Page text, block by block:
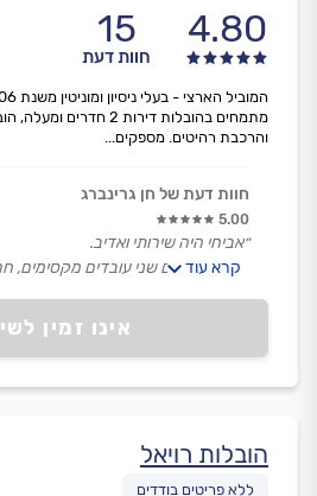
4.80
15
חוות דעת
אינו זמין
מתמחים בהובלות דירות 2
והרכבת רהיטים. מספקים...
חוות דעת של חן גרינברג
5.00
״אביחי היה שירותי ואדיב.
הגיע בזמן עם שני עובדים מקסימים,
ולעניינים שצצו תוך כדי ההובלה, תוך
החפצים בזהירות הנדרשת. תודה רבה.״
קרא עוד
הובלות רויאל